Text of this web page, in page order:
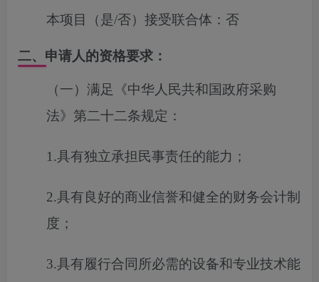
本项目（是/否）接受联合体： 否
二、申请人的资格要求：
（一）满足《中华人民共和国政府采购
法》第二十二条规定：
1.具有独立承担民事责任的能力；
2.具有良好的商业信誉和健全的财务会计制
度；
3.具有履行合同所必需的设备和专业技术能